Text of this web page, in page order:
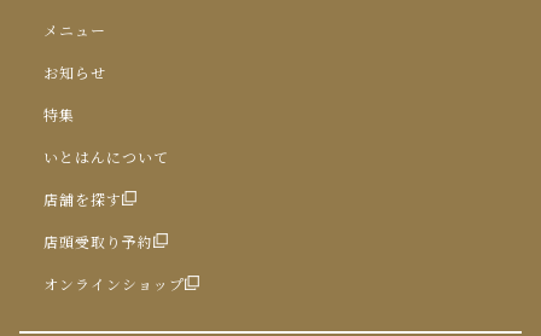
メニュー
お知らせ
特集
いとはんについて
店舗を探す
店頭受取り予約
オンラインショップ